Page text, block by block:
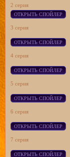
2 серия
3 серия
4 серия
5 серия
6 серия
7 серия